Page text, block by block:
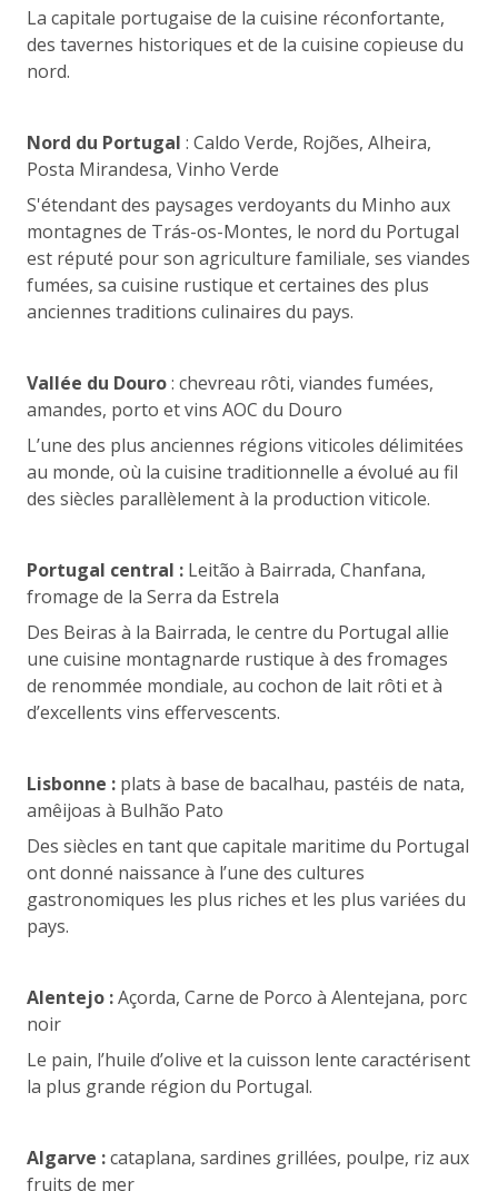
La capitale portugaise de la cuisine réconfortante,
des tavernes historiques et de la cuisine copieuse du
nord.
Nord du Portugal : Caldo Verde, Rojões, Alheira,
Posta Mirandesa, Vinho Verde
S'étendant des paysages verdoyants du Minho aux
montagnes de Trás-os-Montes, le nord du Portugal
est réputé pour son agriculture familiale, ses viandes
fumées, sa cuisine rustique et certaines des plus
anciennes traditions culinaires du pays.
Vallée du Douro: chevreau rôti, viandes fumées,
amandes, porto et vins AOC du Douro
L’une des plus anciennes régions viticoles délimitées
au monde, où la cuisine traditionnelle a évolué au fil
des siècles parallèlement à la production viticole.
Portugal central : Leitão à Bairrada, Chanfana,
fromage de la Serra da Estrela
Des Beiras à la Bairrada, le centre du Portugal allie
une cuisine montagnarde rustique à des fromages
de renommée mondiale, au cochon de lait rôti et à
d’excellents vins effervescents.
Lisbonne : plats à base de bacalhau, pastéis de nata,
amêijoas à Bulhão Pato
Des siècles en tant que capitale maritime du Portugal
ont donné naissance à l’une des cultures
gastronomiques les plus riches et les plus variées du
pays.
Alentejo :Açorda, Carne de Porco à Alentejana, porc
noir
Le pain, l’huile d’olive et la cuisson lente caractérisent
la plus grande région du Portugal.
Algarve :cataplana, sardines grillées, poulpe, riz aux
fruits de mer